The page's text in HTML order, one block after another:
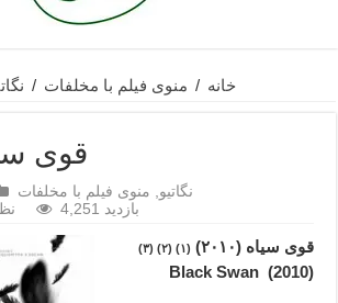
خانه / منوی فیلم با مخلفات /
قوی
نگاتیو
منوی فیلم با مخلفات
4,251 بازدید
قوی سیاه (۲۰۱۰) (۱) (۲) (۳)
(2010) Black Swan